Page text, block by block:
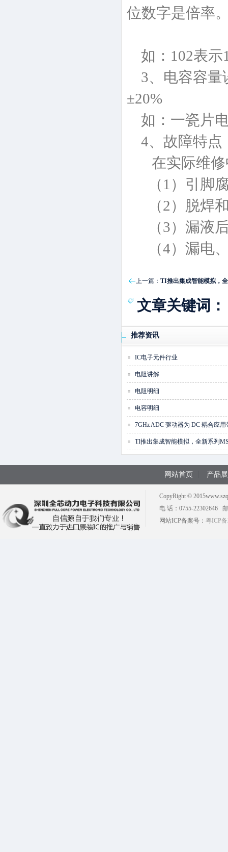
位数字是倍率
如：102表示
3、电容容量
±20%
如：一瓷片电
4、故障特点
在实际维修
（1）引脚腐
（2）脱焊和
（3）漏液后
（4）漏电、
上一篇： TI推出集成智能模拟，
文章关键词：
推荐资讯
IC电子元件行业
电阻讲解
电阻明细
电容明细
7GHz ADC 驱动器为 DC 耦合应用
TI推出集成智能模拟，全新系列
网站首页 产品
CopyRight ©
电 话：0755-22302646
网站ICP备案号： 粤ICP